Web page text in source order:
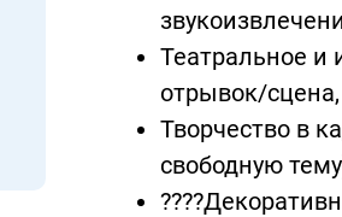
Театральное и
отрывок/
Творчество в
свободную